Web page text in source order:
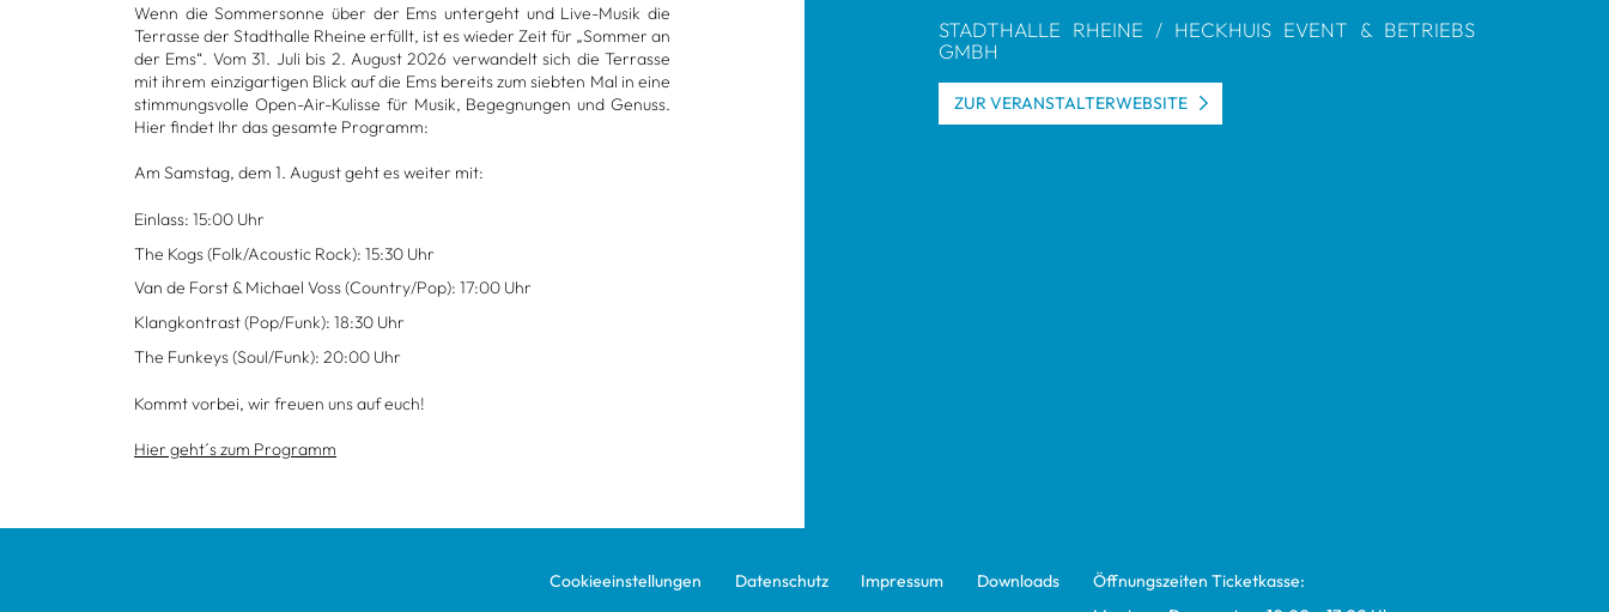
Wenn die Som­mer­sonne über der Ems unter­geht und Live-Musik die
Ter­rasse der Stadt­halle Rheine erfüllt, ist es wie­der Zeit für „Som­mer an
der Ems“. Vom 31. Juli bis 2. August 2026 ver­wan­delt sich die Ter­rasse
mit ihrem ein­zig­ar­ti­gen Blick auf die Ems bereits zum sieb­ten Mal in eine
stim­mungs­volle Open-Air-Kulisse für Musik, Begeg­nun­gen und Genuss.
Hier fin­det Ihr das gesamte Pro­gramm:
Am Sams­tag, dem 1. August geht es wei­ter mit:
Ein­lass: 15:00 Uhr
The Kogs (Folk/Acou­stic Rock): 15:30 Uhr
Van de Forst & Michael Voss (Coun­try/Pop): 17:00 Uhr
Klang­kon­trast (Pop/Funk): 18:30 Uhr
The Fun­keys (Soul/Funk): 20:00 Uhr
Kommt vor­bei, wir freuen uns auf euch!
Hier geht´s zum Pro­gramm
STADT­HALLE RHEINE / HECK­HUIS EVENT & BETRIEBS
GMBH
ZUR VER­AN­STAL­TER­WEB­SITE
Coo­kie­ein­stel­lun­gen Daten­schutz Impres­sum Down­loads
Öff­nungs­zei­ten Ticket­kasse: